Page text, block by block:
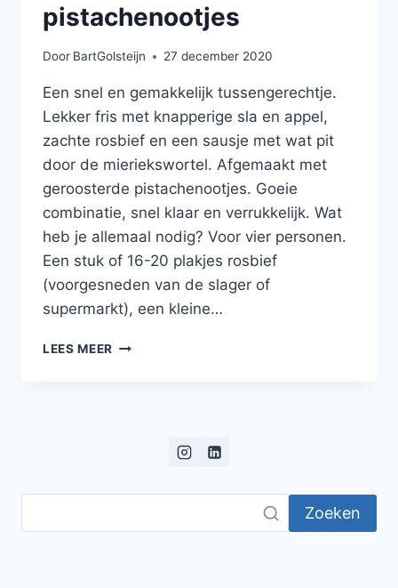
pistachenootjes
Door BartGolsteijn 27 december 2020
Een snel en gemakkelijk tussengerechtje.
Lekker fris met knapperige sla en appel,
zachte rosbief en een sausje met wat pit
door de mieriekswortel. Afgemaakt met
geroosterde pistachenootjes. Goeie
combinatie, snel klaar en verrukkelijk. Wat
heb je allemaal nodig? Voor vier personen.
Een stuk of 16-20 plakjes rosbief
(voorgesneden van de slager of
supermarkt), een kleine…
LEES MEER BONBON
MIERIKSWORTELSAUSJE
PISTACHENOOTJES
Zoeken